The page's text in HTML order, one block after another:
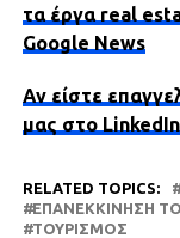
τα έργα real
Google News
Αν είστε
μας στο LinkedIn
RELATED TOPICS:
ΕΠΑΝΕΚΚΊΝΗΣΗ
ΤΟΥΡΙΣΜΌΣ